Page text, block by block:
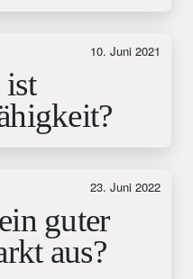
10. Juni 2021
ist
23. Juni 2022
guter
aus?